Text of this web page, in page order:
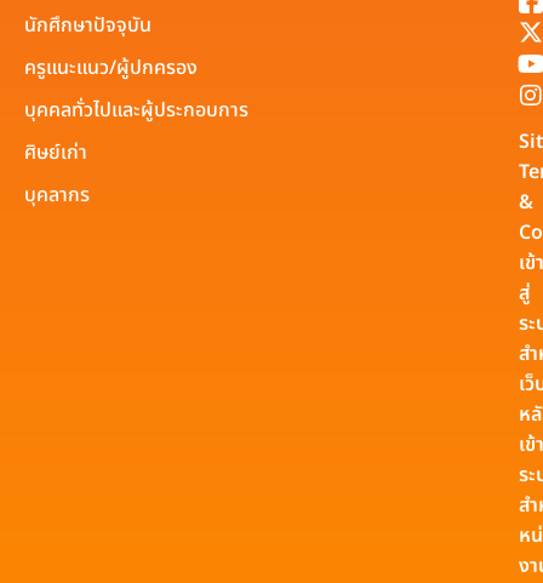
นักศึกษาปัจจุบัน
ครูแนะแนว/ผู้ปกครอง
บุคคลทั่วไปและผู้ประกอบการ
ศิษย์เก่า
บุคลากร
&
เข้า
สู่
ร
ส
เ
ห
เข้
ร
ส
ห
ง